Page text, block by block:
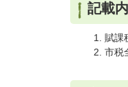
記載
賦課
市税